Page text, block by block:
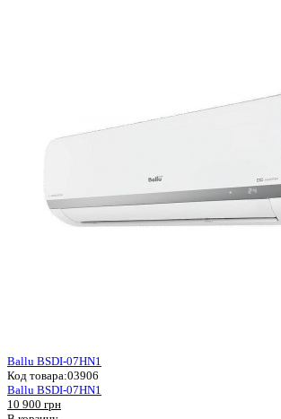
Ballu BSDI-07HN1
Код товара:03906
Ballu BSDI-07HN1
10 900 грн